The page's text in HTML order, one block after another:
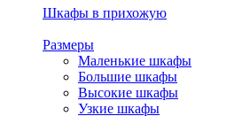
Шкафы в прихожую
Размеры
Маленькие шкафы
Большие шкафы
Высокие шкафы
Узкие шкафы